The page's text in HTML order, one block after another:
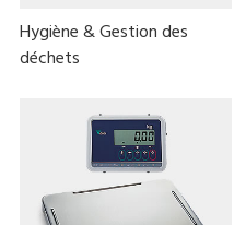
Hygiène & Gestion des
déchets